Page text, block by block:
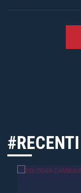
#RECENTI